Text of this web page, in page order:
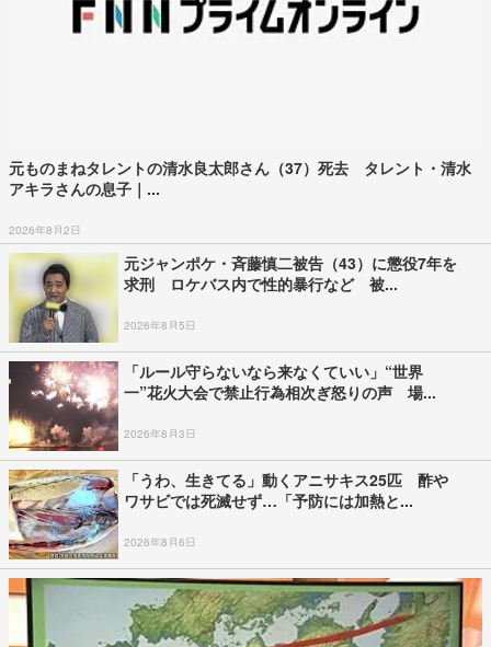
元ものまねタレントの清水良太郎さん（37）死去 タレント・清水
アキラさんの息子｜...
2026年8月2日
元ジャンポケ・斉藤慎二被告（43）に懲役7年を
求刑 ロケバス内で性的暴行など 被...
2026年8月5日
「ルール守らないなら来なくていい」“世界
一”花火大会で禁止行為相次ぎ怒りの声 場...
2026年8月3日
「うわ、生きてる」動くアニサキス25匹 酢や
ワサビでは死滅せず…「予防には加熱と...
2026年8月6日